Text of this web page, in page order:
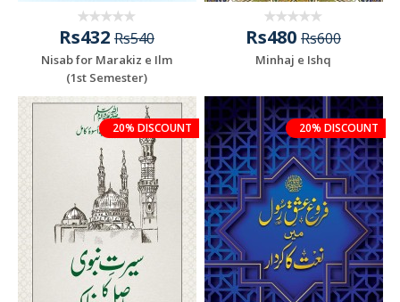
Rs432 Rs540
Nisab for Marakiz e Ilm
(1st Semester)
Rs480 Rs600
Minhaj e Ishq
20% DISCOUNT 20% DISCOUNT